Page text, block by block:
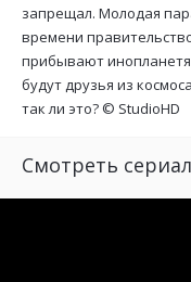
запрещал. Молодая
времени
прибывают
будут друзья из
так ли это? © StudioHD
Смотреть